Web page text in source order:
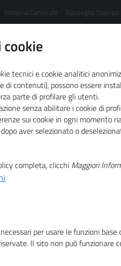
Sistema Camerale Rassegna Stampa
di CSR
venerdì 27 in
Albo
venerdì
tecnici e cookie analitici
di contenuti), possono essere
parte di profilare gli utenti.
senza abilitare i cookie di
sui cookie in ogni momento
aver selezionato o
completa, clicchi Maggiori
per usare le funzioni
Il sito non può funzionare